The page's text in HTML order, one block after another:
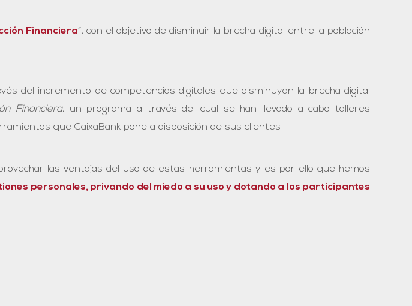
Financiera”, con el objetivo de disminuir la brecha digital entre la población
del incremento de competencias digitales que disminuyan la
brecha digital
Financiera, un programa a través del cual se han llevado a cabo talleres
que CaixaBank pone a disposición de sus clientes.
las ventajas del uso de estas herramientas y es por ello que hemos
personales, privando del miedo a su uso y dotando a los participantes